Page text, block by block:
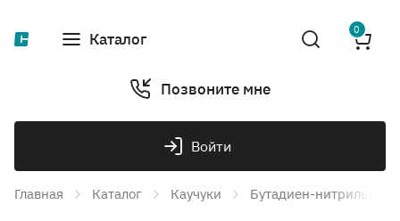
Каталог 0
Позвоните мне
Войти
Главная Каталог Каучуки Бутадиен-